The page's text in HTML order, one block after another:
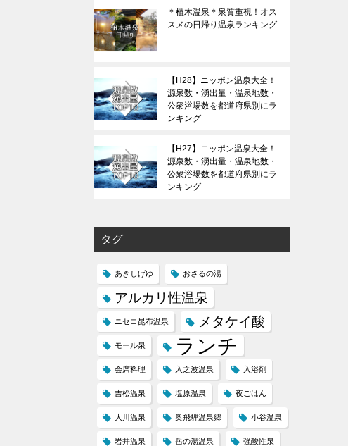
＊植木温泉＊泉質重視！オス
スメの日帰り温泉ランキング
【H28】ニッポン温泉大全！
源泉数・湧出量・温泉地数・
公衆浴場数を都道府県別にラ
ンキング
【H27】ニッポン温泉大全！
源泉数・湧出量・温泉地数・
公衆浴場数を都道府県別にラ
ンキング
タグ
あきしげゆ おさるの湯
アルカリ性温泉
ニセコ昆布温泉 メタケイ酸
モール泉 ランチ
会席料理 入之波温泉 入浴剤
吉松温泉 塩原温泉 夜ごはん
大川温泉 奥飛騨温泉郷 小谷温泉
岩井温泉 岳の湯温泉 強酸性泉